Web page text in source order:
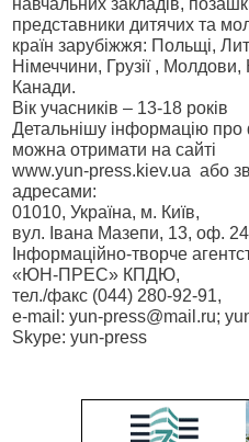
навчальних закладів,
представники дитячих та
країн зарубіжжя: Польщі,
Німеччини, Грузії , Молдови,
Канади.
Вік учасників – 13-18 років
Детальнішу інформацію про
можна отримати на сайті
www.yun-press.kiev.ua або
адресами:
01010, Україна, м. Київ,
вул. Івана Мазепи, 13, оф.
Інформаційно-творче
«ЮН-ПРЕС» КПДЮ,
тел./факс (044) 280-92-91,
e-mail: yun-press@mail.ru;
Skype: yun-press